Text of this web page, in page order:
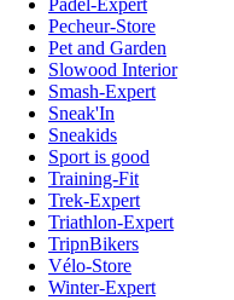
Padel-Expert
Pecheur-Store
Pet and Garden
Slowood Interior
Smash-Expert
Sneak'In
Sneakids
Sport is good
Training-Fit
Trek-Expert
Triathlon-Expert
TripnBikers
Vélo-Store
Winter-Expert